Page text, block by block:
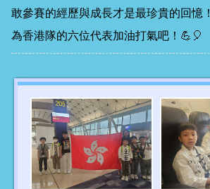
敢參賽的經歷與成長才是最珍貴的回憶
為香港隊的六位代表加油打氣吧！💪🎈